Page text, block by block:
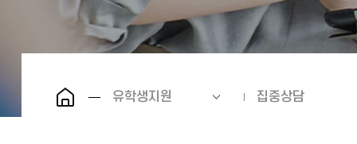
유학생지원 집중상담